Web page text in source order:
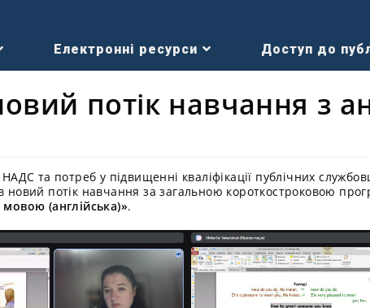
Електронні ресурси Доступ до
потік навчання з
та потреб у підвищенні кваліфікації публічних
новий потік навчання за загальною короткостроковою
(англійська)».